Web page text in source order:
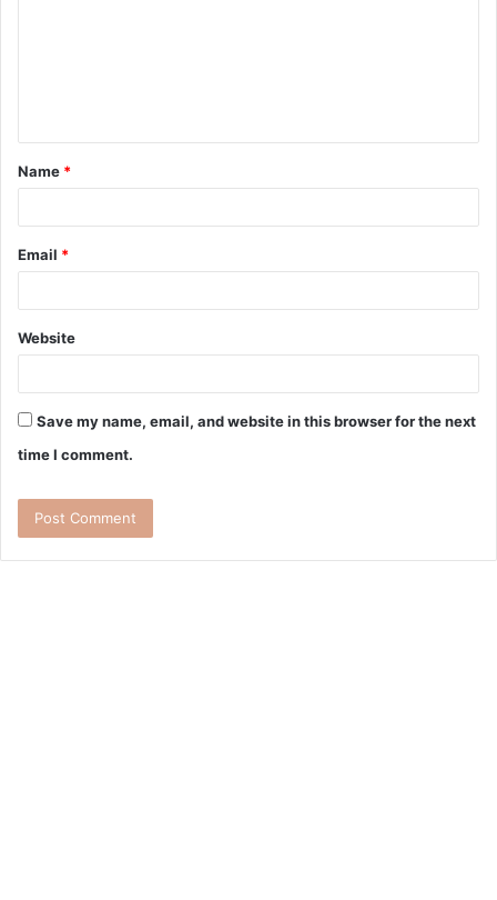
Name *
Email *
Website
Save my name, email, and website in this browser for the next
time I comment.